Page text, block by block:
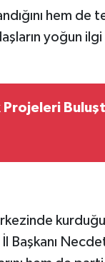
hem de
yoğun ilgi
Projeleri
Başkanı